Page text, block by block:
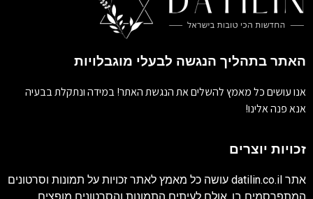
האתר בתהליך הנגשה לבעלי מוגבלויות
אנו עושים כל מאמץ להשלים את הנגשת האתר! במידה ונתקלת בבעיה
אנא פנה אלינו!
זכויות יוצרים
אתר datilin.co.il עושה כל מאמץ לאתר זכויות על תמונות וסרטונים